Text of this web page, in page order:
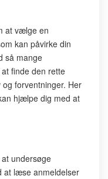
at vælge en
kan påvirke din
så mange
finde den rette
forventninger. Her
hjælpe dig med at
undersøge
at læse anmeldelser